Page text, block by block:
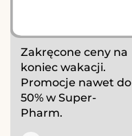
Zakręcone ceny na
koniec wakacji.
Promocje nawet do
50% w Super-
Pharm.